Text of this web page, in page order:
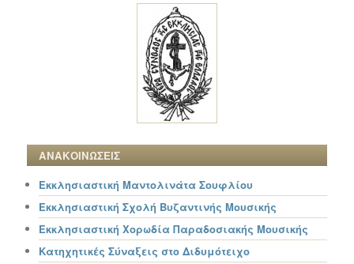
ΑΝΑΚΟΙΝΩΣΕΙΣ
Εκκλησιαστική Μαντολινάτα Σουφλίου
Εκκλησιαστική Σχολή Βυζαντινής Μουσικής
Εκκλησιαστική Χορωδία Παραδοσιακής Μουσικής
Κατηχητικές Σύναξεις στο Διδυμότειχο